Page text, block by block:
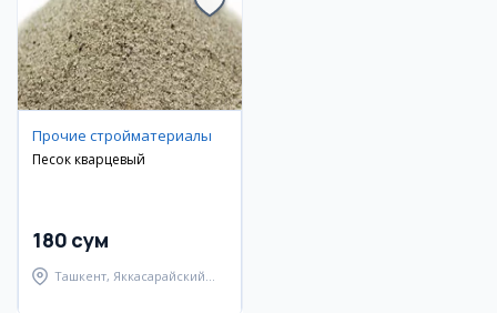
Прочие стройматериалы
Песок кварцевый
180 сум
Ташкент, Яккасарайский